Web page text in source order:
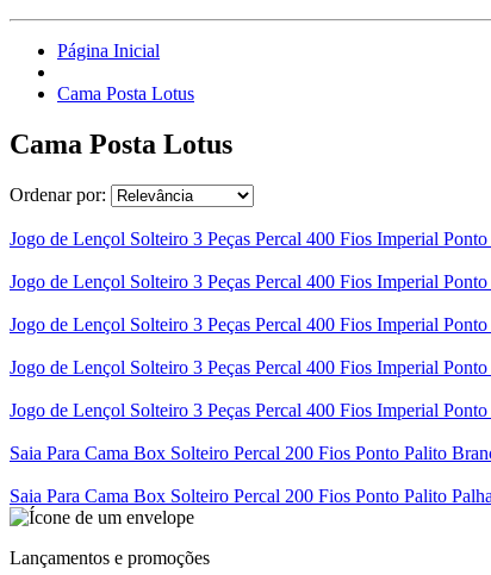
Página Inicial
Cama Posta Lotus
Cama Posta Lotus
Ordenar por:
Jogo de Lençol Solteiro 3 Peças Percal 400 Fios Imperial
Jogo de Lençol Solteiro 3 Peças Percal 400 Fios Imperial
Jogo de Lençol Solteiro 3 Peças Percal 400 Fios Imperial
Jogo de Lençol Solteiro 3 Peças Percal 400 Fios Imperial
Jogo de Lençol Solteiro 3 Peças Percal 400 Fios Imperial
Saia Para Cama Box Solteiro Percal 200 Fios Ponto Palito
Saia Para Cama Box Solteiro Percal 200 Fios Ponto Palito Palha
Lançamentos e promoções